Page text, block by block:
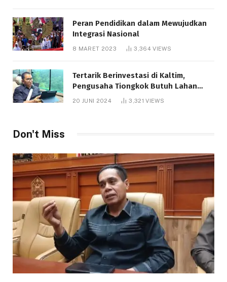
Peran Pendidikan dalam Mewujudkan
Integrasi Nasional
8 MARET 2023 3,364VIEWS
Tertarik Berinvestasi di Kaltim,
Pengusaha Tiongkok Butuh Lahan
1.000 Hektare
20 JUNI 2024 3,321VIEWS
Don't Miss